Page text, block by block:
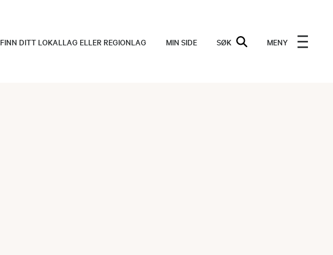
FINN DITT LOKALLAG ELLER REGIONLAG MIN SIDE SØK MENY